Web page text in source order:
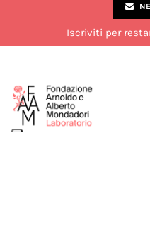
Iscriviti per